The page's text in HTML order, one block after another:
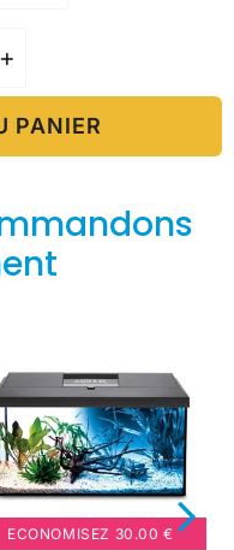
+
PANIER
ECONOMISEZ 30.00 €